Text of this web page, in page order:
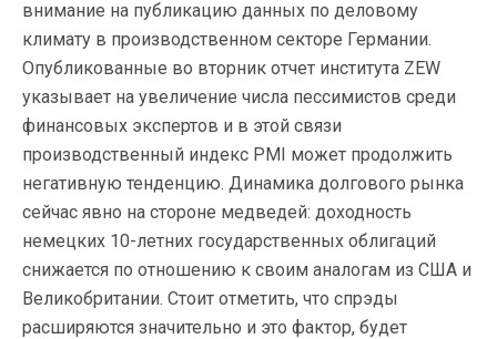
внимание на публикацию данных по деловому
климату в производственном секторе Германии.
Опубликованные во вторник отчет института ZEW
указывает на увеличение числа пессимистов среди
финансовых экспертов и в этой связи
производственный индекс PMI может продолжить
негативную тенденцию. Динамика долгового рынка
сейчас явно на стороне медведей: доходность
немецких 10-летних государственных облигаций
снижается по отношению к своим аналогам из США и
Великобритании. Стоит отметить, что спрэды
расширяются значительно и это фактор, будет